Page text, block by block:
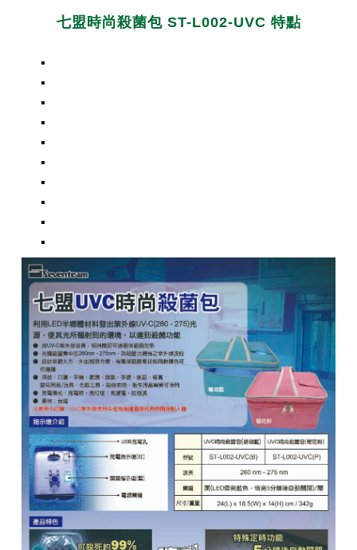
七盟時尚殺菌包 ST-L002-UVC 特點